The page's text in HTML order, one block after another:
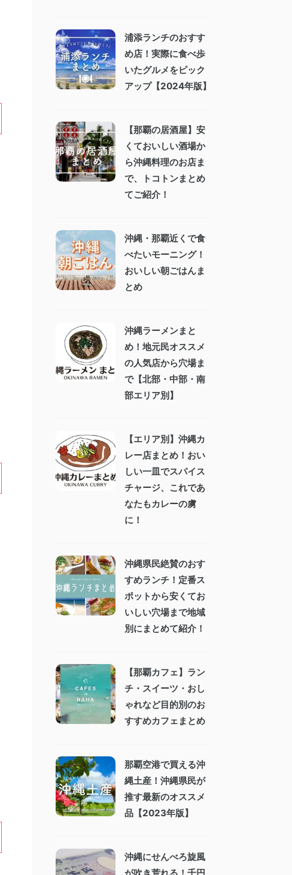
浦添ランチのおすす
め店！実際に食べ歩
いたグルメをピック
アップ【2024年版】
【那覇の居酒屋】安
くておいしい酒場か
ら沖縄料理のお店ま
で、トコトンまとめ
てご紹介！
沖縄・那覇近くで食
べたいモーニング！
おいしい朝ごはんま
とめ
沖縄ラーメンまと
め！地元民オススメ
の人気店から穴場ま
で【北部・中部・南
部エリア別】
【エリア別】沖縄カ
レー店まとめ！おい
しい一皿でスパイス
チャージ、これであ
なたもカレーの虜
に！
沖縄県民絶賛のおす
すめランチ！定番ス
ポットから安くてお
いしい穴場まで地域
別にまとめて紹介！
【那覇カフェ】ラン
チ・スイーツ・おし
ゃれなど目的別のお
すすめカフェまとめ
那覇空港で買える沖
縄土産！沖縄県民が
推す最新のオススメ
品【2023年版】
沖縄にせんべろ旋風